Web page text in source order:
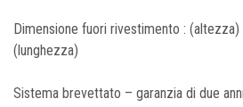
Dimensione fuori rivestimento :
(lunghezza)
Sistema brevettato – garanzia di due anni